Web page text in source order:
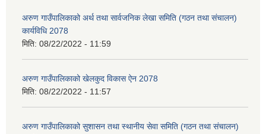
अरुण गाउँपालिकाको अर्थ तथा सार्वजनिक लेखा समिति (गठन तथा संचालन)
कार्यविधि 2078
मिति: 08/22/2022 - 11:59
अरुण गाउँपालिकाको खेलकुद विकास ऐन 2078
मिति: 08/22/2022 - 11:57
अरुण गाउँपालिकाको सुशासन तथा स्थानीय सेवा समिति (गठन तथा संचालन)